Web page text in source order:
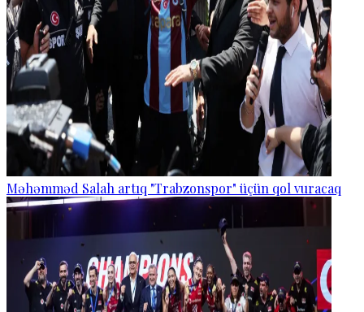
Məhəmməd Salah artıq "Trabzonspor" üçün qol vuracaq